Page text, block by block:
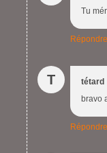
Tu
Répondre
T
tétard
bravo
Répondre